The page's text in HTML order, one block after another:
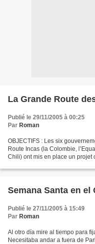
La Grande Route
Publié le 29/11/2005 à 00:25
Par Roman
OBJECTIFS : Les six
Route Incas (la Colombie,
Chili) ont mis en place un projet
Semana Santa en
Publié le 27/11/2005 à 15:49
Par Roman
Al otro día mire al tiempo para
Necesitaba andar a fuera de